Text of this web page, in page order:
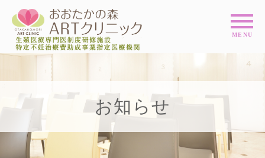
お知らせ